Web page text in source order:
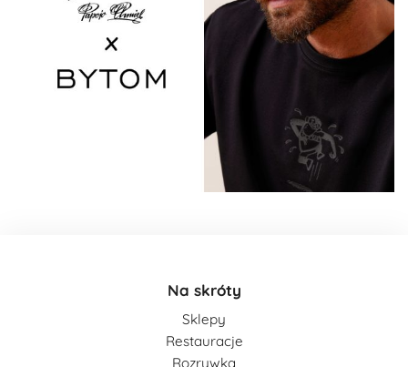
Na skróty
Sklepy
Restauracje
Rozrywka